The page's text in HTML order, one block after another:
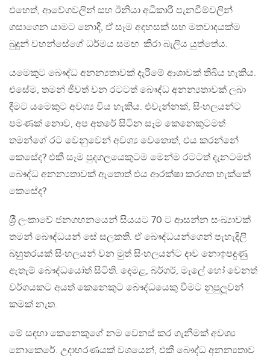
එහෙත්, ආවේගවලින් සහ ඊනියා අධිකාරී පැනවීම්වලින්
ගසාගෙන යාමට නොදී, ඒ සෑම අදහසක් සහ මතවාදයක්ම
බුදුන් වහන්සේගේ ධර්මය සමඟ කිරා බැලිය යුත්තේය.
යමෙකුට බෞද්ධ අනන්‍යතාවක් දැරීමේ ආශාවක් තිබිය හැකිය.
එසේම, තමන් ජීවත් වන රටටත් බෞද්ධ අනන්‍යතාවක් ලබා
දීමට යමෙකුට අවශ්‍ය විය හැකිය. එවැන්නක්, සිංහලයන්ට
පමණක් නොව, අප අතරේ සිටින සෑම කෙනෙකුටමත්
තමන්ගේ රට වෙනුවෙන් අවශ්‍ය වෙතොත්, එය කරන්නේ
කෙසේද? එකී සෑම පුදගලයෙකුටම මෙන්ම රටටත් දැනටමත්
බෞද්ධ අනන්‍යතාවක් ඇතොත් එය ආරක්ෂා කරගත හැක්කේ
කෙසේද?
ශ‍්‍රී ලංකාවේ ජනගහනයෙන් සියයට 70 ට ආසන්න සංඛ්‍යාවක්
තමන් බෞද්ධයන් සේ සලකති. ඒ බෞද්ධයන්ගෙන් පැහැදිලි
බහුතරයක් සිංහලයන් වන මුත් සිංහලයන්ට දාව නොඉපදුණු
ඇතැම් බෞද්ධයෝත් සිටිති. දෙමළ, බර්ගර්, මැලේ හෝ වෙනත්
වර්ගයකට අයත් කෙනෙකුට බෞද්ධයෙකු වීමට නුපුලූවන්
කමක් නැත.
මේ සඳහා කෙනෙකුගේ නම වෙනස් කර ගැනීමක් අවශ්‍ය
නොකෙරේ. උදාහරණයක් වශයෙන්, එකී බෞද්ධ අනන්‍යතාව